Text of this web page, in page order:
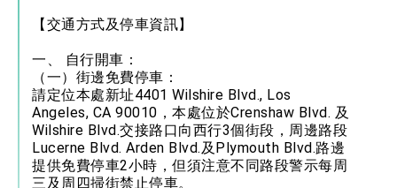
外交部重要言論
事處」，進一步深化台美交流合作
【交通方式及停車資訊】
一、 自行開車：
（一）街邊免費停車：
請定位本處新址4401 Wilshire Blvd., Los
Angeles, CA 90010，本處位於Crenshaw Blvd. 及
Wilshire Blvd.交接路口向西行3個街段，周邊路段
Lucerne Blvd. Arden Blvd.及Plymouth Blvd.路邊
提供免費停車2小時，但須注意不同路段警示每周
三及周四掃街禁止停車。